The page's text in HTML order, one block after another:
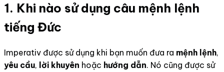
1. Khi nào sử dụng câu mệnh lệnh
tiếng Đức
Imperativ được sử dụng khi bạn muốn đưa ra mệnh lệnh,
yêu cầu, lời khuyên hoặc hướng dẫn. Nó cũng được sử